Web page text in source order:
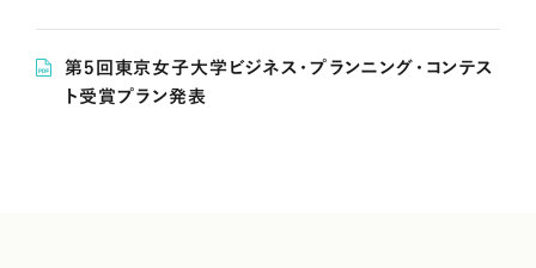
第5回東京女子大学ビジネス・プランニング・コンテス
ト受賞プラン発表